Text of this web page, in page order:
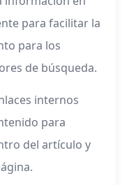
para facilitar la
para los
de búsqueda.
internos
para
del artículo y